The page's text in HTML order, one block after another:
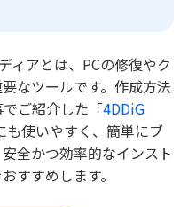
ィアとは、PCの修復やク
なツールです。作成方法
ご紹介した「4DDiG
も使いやすく、簡単にブ
全かつ効率的なインスト
すすめします。